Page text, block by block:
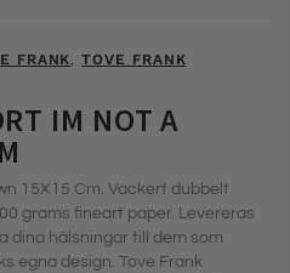
FRANK,TOVE FRANK
IM NOT A
15X15 Cm. Vackert dubbelt
grams fineart paper. Levereras
dina hälsningar till dem som
egna design. Tove Frank